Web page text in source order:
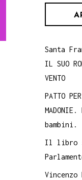
Santa
IL SUO
VENTO
PATTO
bambini.
Il libro